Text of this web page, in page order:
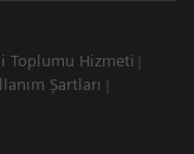
Toplumu Hizmeti
Şartları